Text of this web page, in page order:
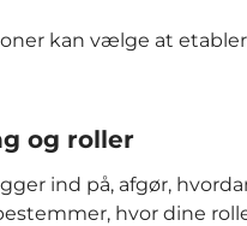
kan vælge at
og roller
ind på, afgør,
hvor dine